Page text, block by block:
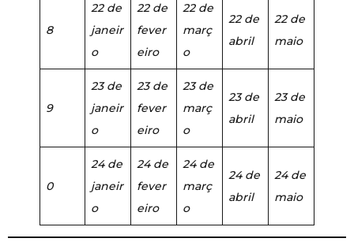
8
22 de
janeir
o
22 de
fever
eiro
22 de
març
o
22 de
abril
22 de
maio
9
23 de
janeir
o
23 de
fever
eiro
23 de
març
o
23 de
abril
23 de
maio
0
24 de
janeir
o
24 de
fever
eiro
24 de
març
o
24 de
abril
24 de
maio